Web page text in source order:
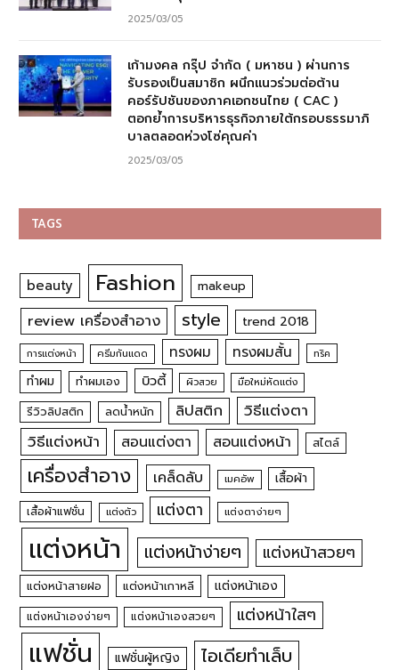
2025/03/05
เก้ามงคล กรุ๊ป จำกัด ( มหาชน ) ผ่านการ
รับรองเป็นสมาชิก ผนึกแนวร่วมต่อต้าน
คอร์รัปชันของภาคเอกชนไทย ( CAC )
ตอกย้ำการบริหารธุรกิจภายใต้กรอบธรรมาภิ
บาลตลอดห่วงโซ่คุณค่า
2025/03/05
TAGS
beauty Fashion makeup
review เครื่องสำอาง style trend 2018
การแต่งหน้า ครีมกันแดด ทรงผม ทรงผมสั้น ทริค
ทำผม ทำผมเอง บิวตี้ ผิวสวย มือใหม่หัดแต่ง
รีวิวลิปสติก ลดน้ำหนัก ลิปสติก
วิธีแต่งตา
วิธีแต่งหน้า
สอนแต่งตา สอนแต่งหน้า สไตล์
เครื่องสำอาง เคล็ดลับ เมคอัพ เสื้อผ้า
เสื้อผ้าแฟชั่น แต่งตัว แต่งตา แต่งตาง่ายๆ
แต่งหน้า แต่งหน้าง่ายๆ แต่งหน้าสวยๆ
แต่งหน้าสายฝอ แต่งหน้าเกาหลี แต่งหน้าเอง
แต่งหน้าเองง่ายๆ แต่งหน้าเองสวยๆ แต่งหน้าใสๆ
แฟชั่น แฟชั่นผู้หญิง ไอเดียทำเล็บ